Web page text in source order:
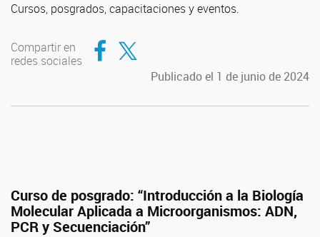
Cursos, posgrados, capacitaciones y eventos.
Compartir en
redes sociales
Compartir en Facebook
Compartir en Twitter
Publicado el 1 de junio de 2024
Curso de posgrado: “Introducción a la Biología
Molecular Aplicada a Microorganismos: ADN,
PCR y Secuenciación”